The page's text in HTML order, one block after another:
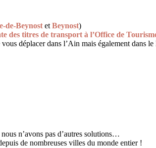
de-Beynost etBeynost)
des titres de transport à l’Office de
déplacer dans l’Ain mais également dans
n’avons pas d’autres solutions…
de nombreuses villes du monde entier !